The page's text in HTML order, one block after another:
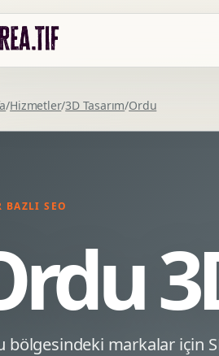
Prototip Tasarimi
Dashboard UI Tasarimi
Conversion UX
/Hizmetler/3D Tasarım/Ordu
BAZLI SEO
bölgesindeki markalar için